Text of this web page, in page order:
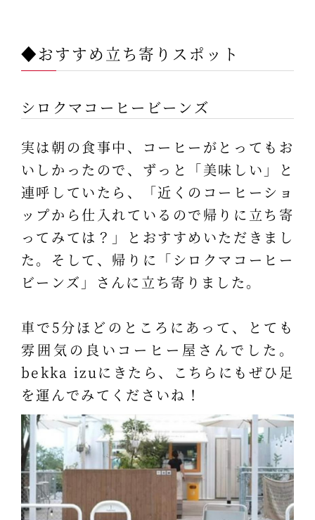
◆おすすめ立ち寄りスポット
シロクマコーヒービーンズ
実は朝の食事中、コーヒーがとってもお
いしかったので、ずっと「美味しい」と
連呼していたら、「近くのコーヒーショ
ップから仕入れているので帰りに立ち寄
ってみては？」とおすすめいただきまし
た。そして、帰りに「シロクマコーヒー
ビーンズ」さんに立ち寄りました。
車で5分ほどのところにあって、とても
雰囲気の良いコーヒー屋さんでした。
bekka izuにきたら、こちらにもぜひ足
を運んでみてくださいね！